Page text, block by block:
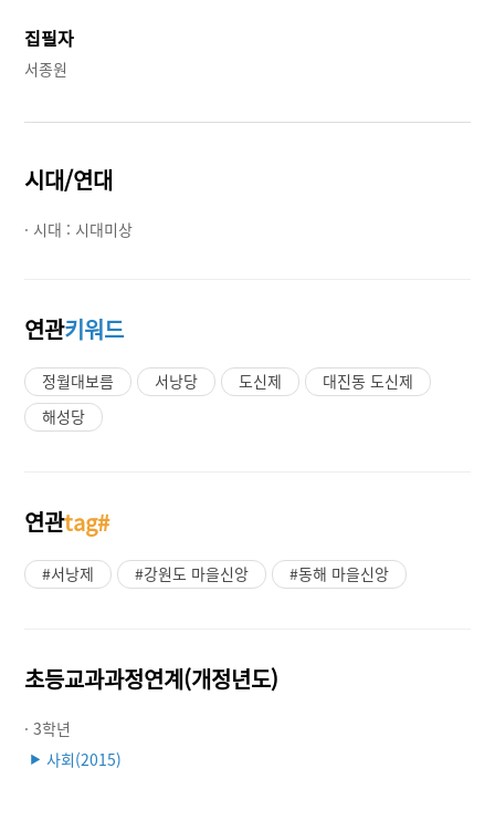
집필자
서종원
시대/연대
· 시대 : 시대미상
연관키워드
정월대보름 서낭당 도신제
대진동 도신제
해성당
연관tag#
#서낭제 #강원도 마을신앙 #동해 마을신앙
초등교과과정연계(개정년도)
· 3학년
▶ 사회(2015)